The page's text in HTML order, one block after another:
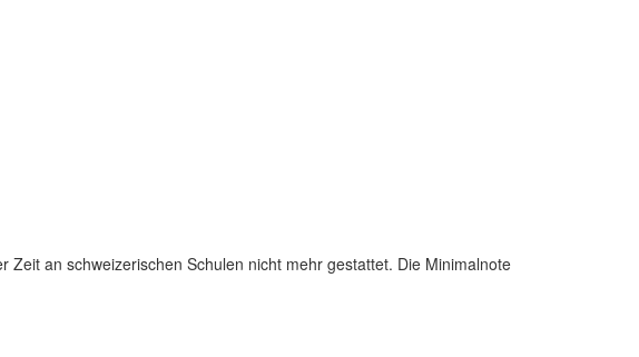
an schweizerischen Schulen nicht mehr gestattet. Die Minimalnote